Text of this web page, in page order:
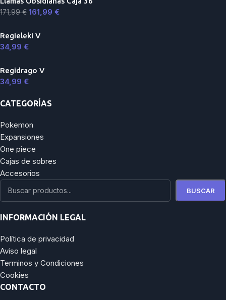
171,99€ 161,99 €
Regieleki V
34,99 €
Regidrago V
34,99 €
CATEGORÍAS
Pokemon
Expansiones
One piece
Cajas de sobres
Accesorios
BUSCAR
INFORMACIÓN LEGAL
Política de privacidad
Aviso legal
Terminos y Condiciones
Cookies
CONTACTO